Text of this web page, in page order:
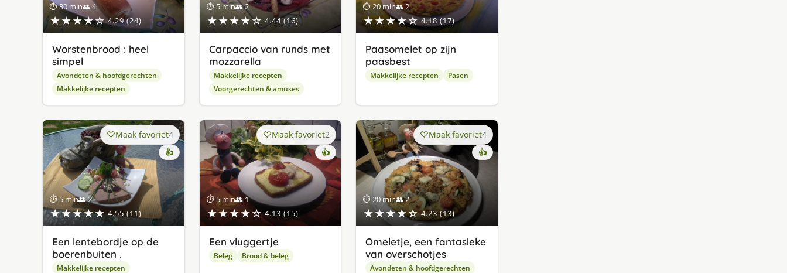
⏱ 30 min👥 4
★★★★☆ 4.29 (24)
Worstenbrood : heel
simpel
Avondeten & hoofdgerechten
Makkelijke recepten
⏱ 5 min👥 2
★★★★☆ 4.44 (16)
Carpaccio van runds met
mozzarella
Makkelijke recepten
Voorgerechten & amuses
⏱ 20 min👥 2
★★★★☆ 4.18 (17)
Paasomelet op zijn
paasbest
Makkelijke recepten Pasen
⏱ 5 min👥 2
★★★★★ 4.55 (11)
Maak favoriet4
👍
Een lentebordje op de
boerenbuiten .
Makkelijke recepten
⏱ 5 min👥 1
★★★★☆ 4.13 (15)
Maak favoriet2
👍
Een vluggertje
Beleg Brood & beleg
⏱ 20 min👥 2
★★★★☆ 4.23 (13)
Maak favoriet4
👍
Omeletje, een fantasieke
van overschotjes
Avondeten & hoofdgerechten